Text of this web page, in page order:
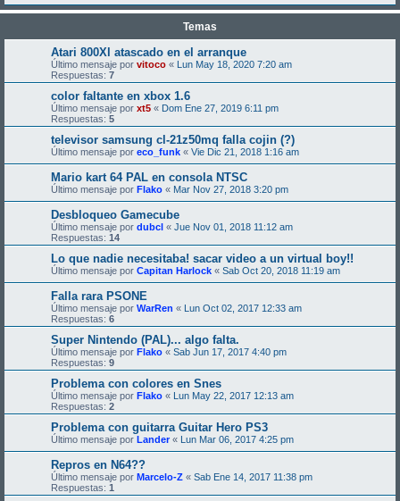
Temas
Atari 800Xl atascado en el arranque
Último mensaje por vitoco « Lun May 18, 2020 7:20 am
Respuestas: 7
color faltante en xbox 1.6
Último mensaje por xt5 « Dom Ene 27, 2019 6:11 pm
Respuestas: 5
televisor samsung cl-21z50mq falla cojin (?)
Último mensaje por eco_funk « Vie Dic 21, 2018 1:16 am
Mario kart 64 PAL en consola NTSC
Último mensaje por Flako « Mar Nov 27, 2018 3:20 pm
Desbloqueo Gamecube
Último mensaje por dubcl « Jue Nov 01, 2018 11:12 am
Respuestas: 14
Lo que nadie necesitaba! sacar video a un virtual boy!!
Último mensaje por Capitan Harlock « Sab Oct 20, 2018 11:19 am
Falla rara PSONE
Último mensaje por WarRen « Lun Oct 02, 2017 12:33 am
Respuestas: 6
Super Nintendo (PAL)... algo falta.
Último mensaje por Flako « Sab Jun 17, 2017 4:40 pm
Respuestas: 9
Problema con colores en Snes
Último mensaje por Flako « Lun May 22, 2017 12:13 am
Respuestas: 2
Problema con guitarra Guitar Hero PS3
Último mensaje por Lander« Lun Mar 06, 2017 4:25 pm
Repros en N64??
Último mensaje por Marcelo-Z « Sab Ene 14, 2017 11:38 pm
Respuestas: 1